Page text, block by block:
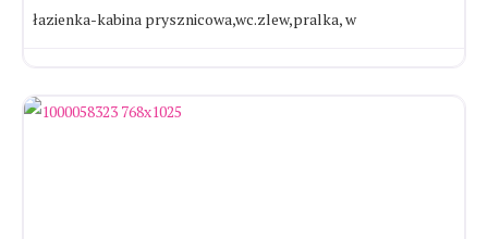
łazienka-kabina prysznicowa,wc.zlew,pralka, w